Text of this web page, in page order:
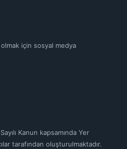
için sosyal medya
Kanun kapsamında Yer
tarafından oluşturulmaktadır.